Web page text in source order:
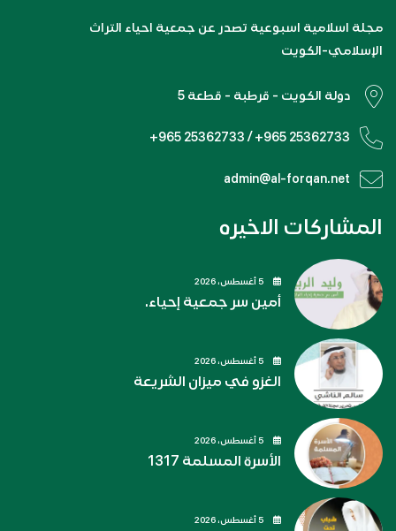
مجلة اسلامية اسبوعية تصدر عن جمعية احياء التراث
الإسلامي-الكويت
دولة الكويت - قرطبة - قطعة 5
+965 25362733 / +965 25362733
admin@al-forqan.net
المشاركات الاخيره
أمين سر جمعية إحياء.
الغزو في ميزان الشريعة
الأسرة المسلمة 1317